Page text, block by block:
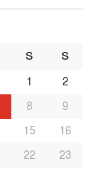
S S
1
2
8
9
15
16
22
23